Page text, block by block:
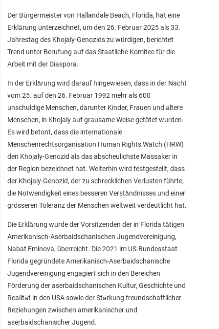
Der Bürgermeister von Hallandale Beach, Florida, hat eine
Erklärung unterzeichnet, um den 26. Februar 2025 als 33.
Jahrestag des Khojaly-Genozids zu würdigen, berichtet
Trend unter Berufung auf das Staatliche Komitee für die
Arbeit mit der Diaspora.
In der Erklärung wird darauf hingewiesen, dass in der Nacht
vom 25. auf den 26. Februar 1992 mehr als 600
unschuldige Menschen, darunter Kinder, Frauen und ältere
Menschen, in Khojaly auf grausame Weise getötet wurden.
Es wird betont, dass die internationale
Menschenrechtsorganisation Human Rights Watch (HRW)
den Khojaly-Genozid als das abscheulichste Massaker in
der Region bezeichnet hat. Weiterhin wird festgestellt, dass
der Khojaly-Genozid, der zu schrecklichen Verlusten führte,
die Notwendigkeit eines besseren Verständnisses und einer
grösseren Toleranz der Menschen weltweit verdeutlicht hat.
Die Erklärung wurde der Vorsitzenden der in Florida tätigen
Amerikanisch-Aserbaidschanischen Jugendvereinigung,
Nabat Eminova, überreicht. Die 2021 im US-Bundesstaat
Florida gegründete Amerikanisch-Aserbaidschanische
Jugendvereinigung engagiert sich in den Bereichen
Förderung der aserbaidschanischen Kultur, Geschichte und
Realität in den USA sowie der Stärkung freundschaftlicher
Beziehungen zwischen amerikanischer und
aserbaidschanischer Jugend.